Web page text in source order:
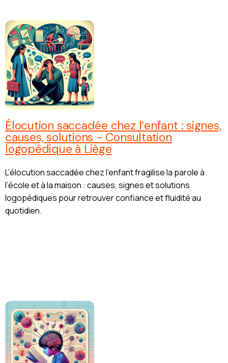
Élocution saccadée chez l’enfant : signes,
causes, solutions - Consultation
logopédique à Liège
L’élocution saccadée chez l’enfant fragilise la parole à
l’école et à la maison : causes, signes et solutions
logopédiques pour retrouver confiance et fluidité au
quotidien.